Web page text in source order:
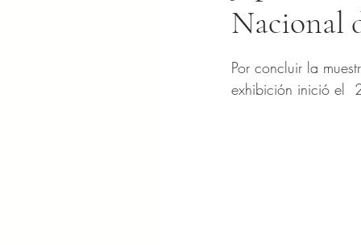
Nacional
Por concluir la
exhibición inició el